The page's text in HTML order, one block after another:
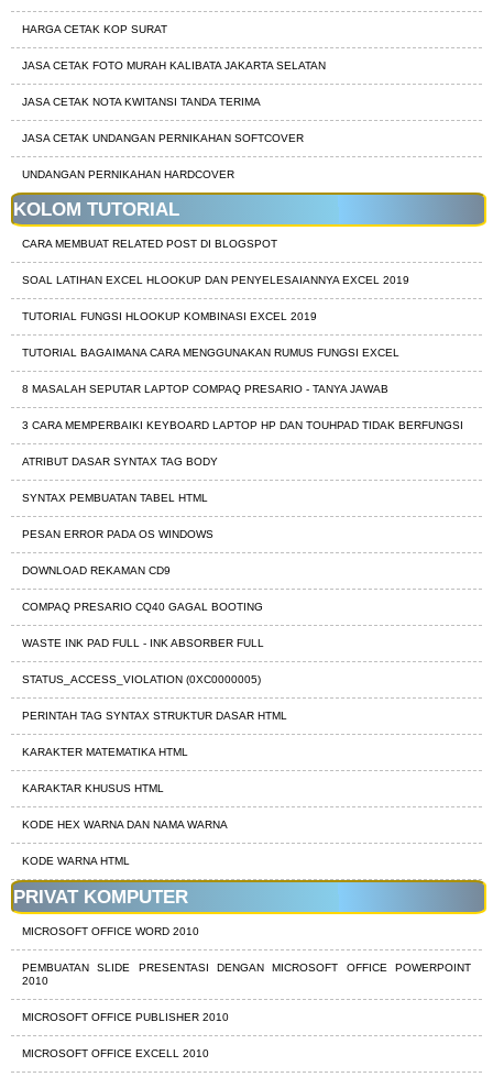
HARGA CETAK KOP SURAT
JASA CETAK FOTO MURAH KALIBATA JAKARTA SELATAN
JASA CETAK NOTA KWITANSI TANDA TERIMA
JASA CETAK UNDANGAN PERNIKAHAN SOFTCOVER
UNDANGAN PERNIKAHAN HARDCOVER
KOLOM TUTORIAL
CARA MEMBUAT RELATED POST DI BLOGSPOT
SOAL LATIHAN EXCEL HLOOKUP DAN PENYELESAIANNYA EXCEL 2019
TUTORIAL FUNGSI HLOOKUP KOMBINASI EXCEL 2019
TUTORIAL BAGAIMANA CARA MENGGUNAKAN RUMUS FUNGSI EXCEL
8 MASALAH SEPUTAR LAPTOP COMPAQ PRESARIO - TANYA JAWAB
3 CARA MEMPERBAIKI KEYBOARD LAPTOP HP DAN TOUHPAD TIDAK BERFUNGSI
ATRIBUT DASAR SYNTAX TAG BODY
SYNTAX PEMBUATAN TABEL HTML
PESAN ERROR PADA OS WINDOWS
DOWNLOAD REKAMAN CD9
COMPAQ PRESARIO CQ40 GAGAL BOOTING
WASTE INK PAD FULL - INK ABSORBER FULL
STATUS_ACCESS_VIOLATION (0XC0000005)
PERINTAH TAG SYNTAX STRUKTUR DASAR HTML
KARAKTER MATEMATIKA HTML
KARAKTAR KHUSUS HTML
KODE HEX WARNA DAN NAMA WARNA
KODE WARNA HTML
PRIVAT KOMPUTER
MICROSOFT OFFICE WORD 2010
PEMBUATAN SLIDE PRESENTASI DENGAN MICROSOFT OFFICE POWERPOINT
2010
MICROSOFT OFFICE PUBLISHER 2010
MICROSOFT OFFICE EXCELL 2010